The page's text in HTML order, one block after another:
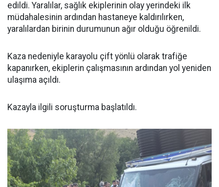
edildi. Yaralılar, sağlık ekiplerinin olay yerindeki ilk
müdahalesinin ardından hastaneye kaldırılırken,
yaralılardan birinin durumunun ağır olduğu öğrenildi.
Kaza nedeniyle karayolu çift yönlü olarak trafiğe
kapanırken, ekiplerin çalışmasının ardından yol yeniden
ulaşıma açıldı.
Kazayla ilgili soruşturma başlatıldı.